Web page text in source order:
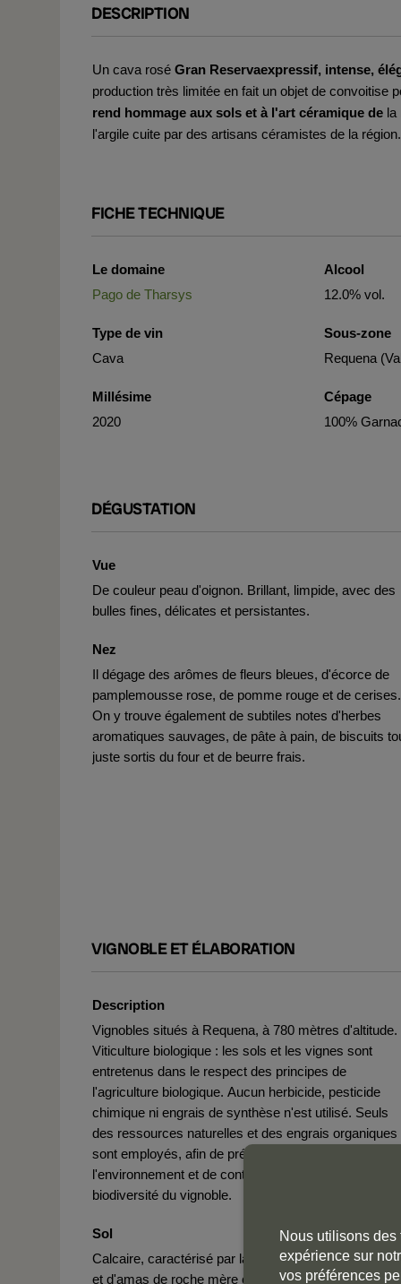
DESCRIPTION
Un cava rosé Gran Reservaexpressif, intense,
production très limitée en fait un objet de convoitise
rend hommage aux sols et à l'art céramique de la
l'argile cuite par des artisans céramistes de la région.
FICHE TECHNIQUE
Le domaine
Pago de Tharsys
Type de vin
Cava
Millésime
2020
Alcool
12.0% vol.
Sous-zone
Requena
Cépage
100%
DÉGUSTATION
Vue
De couleur peau d'oignon. Brillant, limpide, avec des
bulles fines, délicates et persistantes.
Nez
Il dégage des arômes de fleurs bleues, d'écorce de
pamplemousse rose, de pomme rouge et de cerises.
On y trouve également de subtiles notes d'herbes
aromatiques sauvages, de pâte à pain, de biscuits
juste sortis du four et de beurre frais.
VIGNOBLE ET ÉLABORATION
Description
Vignobles situés à Requena, à 780 mètres d'altitude.
Viticulture biologique : les sols et les vignes sont
entretenus dans le respect des principes de
l'agriculture biologique. Aucun herbicide, pesticide
chimique ni engrais de synthèse n'est utilisé. Seuls
des ressources naturelles et des engrais organiques
sont employés, afin de préserver l'équilibre de
l'environnement et de contribuer à enrichir la
biodiversité du vignoble.
Sol
Calcaire, caractérisé par la présence de larges
et d'amas de roche mère calcaire.
Nous utilisons
expérience sur
vos préférences